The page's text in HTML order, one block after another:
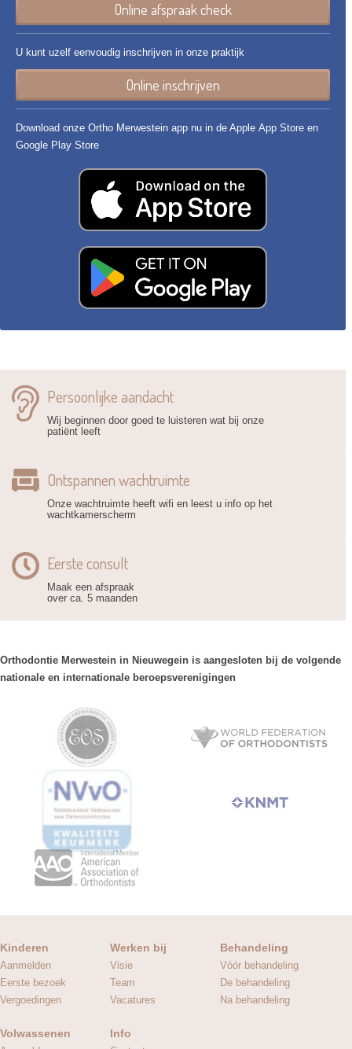
Online afspraak check
U kunt uzelf eenvoudig inschrijven in onze praktijk
Online inschrijven
Download onze Ortho Merwestein app nu in de Apple App Store en
Google Play Store
Persoonlijke aandacht
Wij beginnen door goed te luisteren wat bij onze
patiënt leeft
Ontspannen wachtruimte
Onze wachtruimte heeft wifi en leest u info op het
wachtkamerscherm
Eerste consult
Maak een afspraak
over ca. 5 maanden
Orthodontie Merwestein in Nieuwegein is aangesloten bij de volgende
nationale en internationale beroepsverenigingen
Kinderen
Aanmelden
Eerste bezoek
Vergoedingen
Werken bij
Visie
Team
Vacatures
Behandeling
Vóór behandeling
De behandeling
Na behandeling
Volwassenen Info